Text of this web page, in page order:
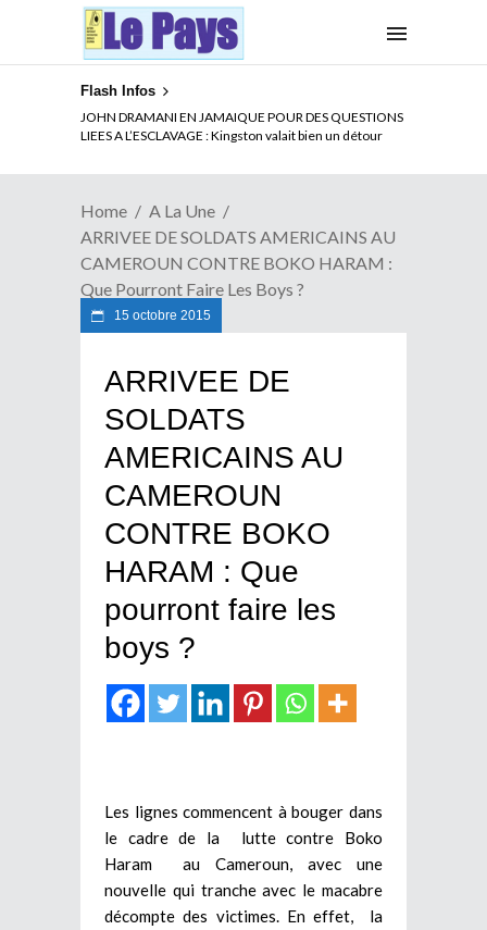
Flash Infos
JOHN DRAMANI EN JAMAIQUE POUR DES QUESTIONS
LIEES A L’ESCLAVAGE : Kingston valait bien un détour
ELECTION DE TALON A LA TETE DU SENAT BENINOIS :
Quand Patrice quitte le pouvoir sans partir !
Home
A La Une
ARRIVEE DE SOLDATS AMERICAINS AU
CAMEROUN CONTRE BOKO HARAM :
Que Pourront Faire Les Boys ?
15 octobre 2015
ARRIVEE DE
SOLDATS
AMERICAINS AU
CAMEROUN
CONTRE BOKO
HARAM : Que
pourront faire les
boys ?
Les lignes commencent à bouger dans
le cadre de la lutte contre Boko
Haram au Cameroun, avec une
nouvelle qui tranche avec le macabre
décompte des victimes. En effet, la